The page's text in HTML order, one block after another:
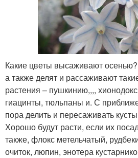
Какие цветы высаживают
а также делят и рассаживают
растения – пушкинию,,,,
гиацинты, тюльпаны и. С
пора делить и пересаживать
Хорошо будут расти, если их
также, флокс метельчатый,
очиток, люпин, энотера